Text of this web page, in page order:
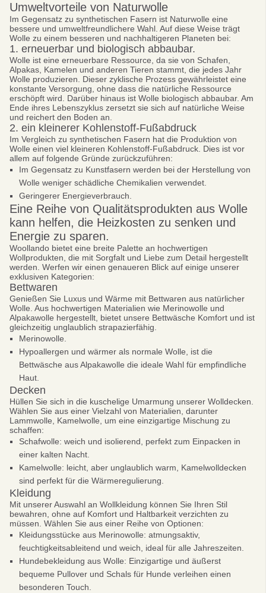
Sei schlau
10% SPAREN
Bei deiner ersten Bestellung
Umweltvorteile von Naturwolle
Im Gegensatz zu synthetischen Fasern ist Naturwolle eine
bessere und umweltfreundlichere Wahl. Auf diese Weise trägt
Wolle zu einem besseren und nachhaltigeren Planeten bei:
1. erneuerbar und biologisch abbaubar.
Wolle ist eine erneuerbare Ressource, da sie von Schafen,
Alpakas, Kamelen und anderen Tieren stammt, die jedes Jahr
Wolle produzieren. Dieser zyklische Prozess gewährleistet eine
konstante Versorgung, ohne dass die natürliche Ressource
erschöpft wird. Darüber hinaus ist Wolle biologisch abbaubar. Am
Ende ihres Lebenszyklus zersetzt sie sich auf natürliche Weise
und reichert den Boden an.
2. ein kleinerer Kohlenstoff-Fußabdruck
Im Vergleich zu synthetischen Fasern hat die Produktion von
Wolle einen viel kleineren Kohlenstoff-Fußabdruck. Dies ist vor
allem auf folgende Gründe zurückzuführen:
Im Gegensatz zu Kunstfasern werden bei der Herstellung von
Wolle weniger schädliche Chemikalien verwendet.
Geringerer Energieverbrauch.
Eine Reihe von Qualitätsprodukten aus Wolle
kann helfen, die Heizkosten zu senken und
Energie zu sparen.
Woollando bietet eine breite Palette an hochwertigen
Wollprodukten, die mit Sorgfalt und Liebe zum Detail hergestellt
werden. Werfen wir einen genaueren Blick auf einige unserer
exklusiven Kategorien:
Bettwaren
Genießen Sie Luxus und Wärme mit Bettwaren aus natürlicher
Wolle. Aus hochwertigen Materialien wie Merinowolle und
Alpakawolle hergestellt, bietet unsere Bettwäsche Komfort und ist
gleichzeitig unglaublich strapazierfähig.
Merinowolle.
Hypoallergen und wärmer als normale Wolle, ist die
Bettwäsche aus Alpakawolle die ideale Wahl für empfindliche
Haut.
Decken
Hüllen Sie sich in die kuschelige Umarmung unserer Wolldecken.
Wählen Sie aus einer Vielzahl von Materialien, darunter
Lammwolle, Kamelwolle, um eine einzigartige Mischung zu
schaffen:
Schafwolle: weich und isolierend, perfekt zum Einpacken in
einer kalten Nacht.
Kamelwolle: leicht, aber unglaublich warm, Kamelwolldecken
sind perfekt für die Wärmeregulierung.
Kleidung
Mit unserer Auswahl an Wollkleidung können Sie Ihren Stil
bewahren, ohne auf Komfort und Haltbarkeit verzichten zu
müssen. Wählen Sie aus einer Reihe von Optionen:
Kleidungsstücke aus Merinowolle: atmungsaktiv,
feuchtigkeitsableitend und weich, ideal für alle Jahreszeiten.
Hundebekleidung aus Wolle: Einzigartige und äußerst
bequeme Pullover und Schals für Hunde verleihen einen
besonderen Touch.